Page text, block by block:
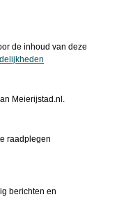
de inhoud van deze
Meierijstad.nl.
raadplegen
berichten en